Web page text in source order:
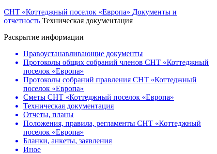
СНТ «Коттеджный поселок «Европа» Документы и
отчетность Техническая документация
Раскрытие информации
Правоустанавливающие документы
Протоколы общих собраний членов СНТ «Коттеджный
поселок «Европа»
Протоколы собраний правления СНТ «Коттеджный
поселок «Европа»
Сметы СНТ «Коттеджный поселок «Европа»
Техническая документация
Отчеты, планы
Положения, правила, регламенты СНТ «Коттеджный
поселок «Европа»
Бланки, анкеты, заявления
Иное